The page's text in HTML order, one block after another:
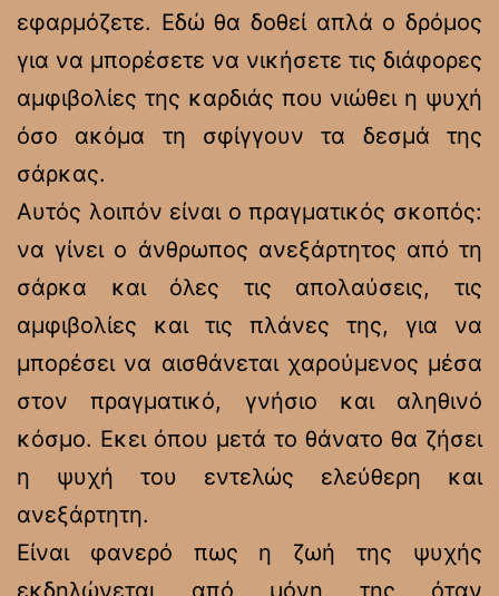
εφαρμόζετε. Εδώ θα δοθεί απλά ο δρόμος
για να μπορέσετε να νικήσετε τις διάφορες
αμφιβολίες της καρδιάς που νιώθει η ψυχή
όσο ακόμα τη σφίγγουν τα δεσμά της
σάρκας.
Αυτός λοιπόν είναι ο πραγματικός σκοπός:
να γίνει ο άνθρωπος ανεξάρτητος από τη
σάρκα και όλες τις απολαύσεις, τις
αμφιβολίες και τις πλάνες της, για να
μπορέσει να αισθάνεται χαρούμενος μέσα
στον πραγματικό, γνήσιο και αληθινό
κόσμο. Εκει όπου μετά το θάνατο θα ζήσει
η ψυχή του εντελώς ελεύθερη και
ανεξάρτητη.
Είναι φανερό πως η ζωή της ψυχής
εκδηλώνεται από μόνη της όταν